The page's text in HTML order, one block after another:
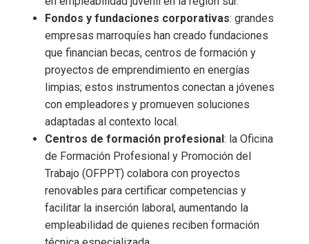
Fondos y fundaciones corporativas: grandes
empresas marroquíes han creado fundaciones
que financian becas, centros de formación y
proyectos de emprendimiento en energías
limpias; estos instrumentos conectan a jóvenes
con empleadores y promueven soluciones
adaptadas al contexto local.
Centros de formación profesional: la Oficina
de Formación Profesional y Promoción del
Trabajo (OFPPT) colabora con proyectos
renovables para certificar competencias y
facilitar la inserción laboral, aumentando la
empleabilidad de quienes reciben formación